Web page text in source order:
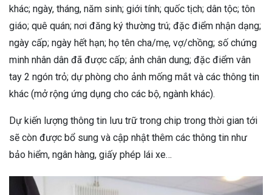
khác; ngày, tháng, năm sinh; giới tính; quốc tịch; dân tộc; tôn
giáo; quê quán; nơi đăng ký thường trú; đặc điểm nhận dạng;
ngày cấp; ngày hết hạn; họ tên cha/mẹ, vợ/chồng; số chứng
minh nhân dân đã được cấp; ảnh chân dung; đặc điểm vân
tay 2 ngón trỏ; dự phòng cho ảnh mống mắt và các thông tin
khác (mở rộng ứng dụng cho các bộ, ngành khác).
Dự kiến lượng thông tin lưu trữ trong chip trong thời gian tới
sẽ còn được bổ sung và cập nhật thêm các thông tin như
bảo hiểm, ngân hàng, giấy phép lái xe…